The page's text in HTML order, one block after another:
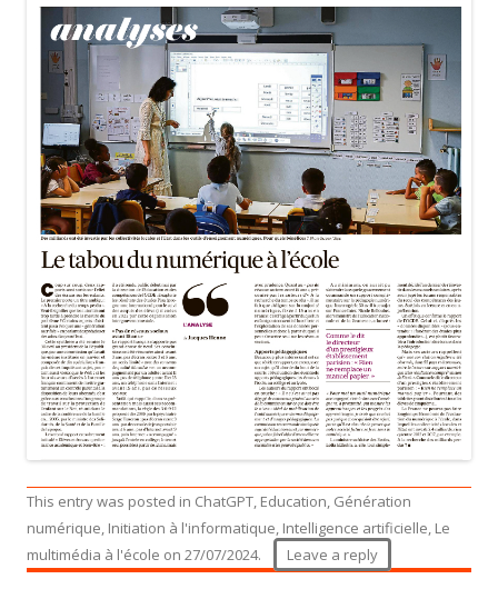
This entry was posted in ChatGPT, Education, Génération
numérique, Initiation à l'informatique, Intelligence artificielle, Le
multimédia à l'école on 27/07/2024. Leave a reply